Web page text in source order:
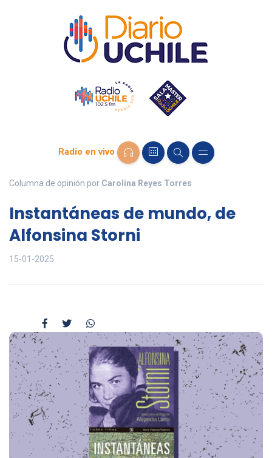
Radio en vivo
Columna de opinión por Carolina Reyes Torres
Instantáneas de mundo, de
Alfonsina Storni
15-01-2025